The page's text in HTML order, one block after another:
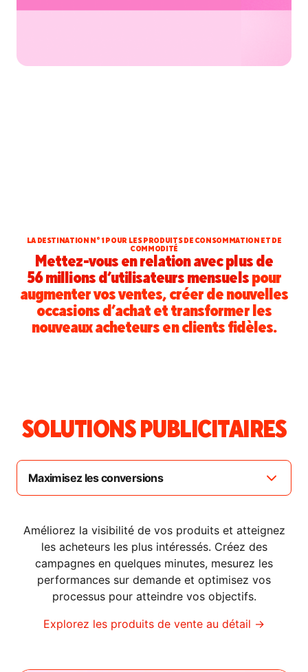
LA DESTINATION Nº 1 POUR LES PRODUITS DE CONSOMMATION ET DE
COMMODITÉ
Mettez-vous en relation avec plus de
56 millions d’utilisateurs mensuelspour
augmenter vos ventes, créer de nouvelles
occasions d’achat et transformer les
nouveaux acheteurs en clients fidèles.
SOLUTIONS PUBLICITAIRES
Améliorez la visibilité de vos produits et atteignez
les acheteurs les plus intéressés. Créez des
campagnes en quelques minutes, mesurez les
performances sur demande et optimisez vos
processus pour atteindre vos objectifs.
Explorez les produits de vente au détail →